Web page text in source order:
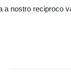
nostro reciproco